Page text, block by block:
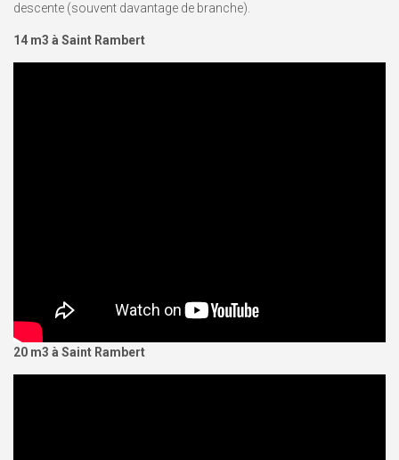
descente (souvent davantage de branche).
14 m3 à Saint Rambert
20 m3 à Saint Rambert